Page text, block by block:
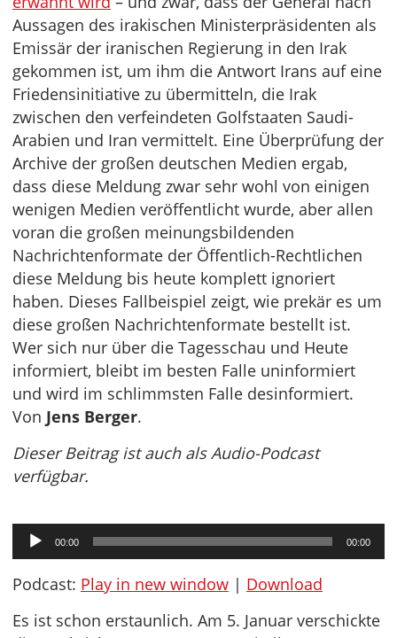
Aussagen des irakischen Ministerpräsidenten als
Emissär der iranischen Regierung in den Irak
gekommen ist, um ihm die Antwort Irans auf eine
Friedensinitiative zu übermitteln, die Irak
zwischen den verfeindeten Golfstaaten Saudi-
Arabien und Iran vermittelt. Eine Überprüfung der
Archive der großen deutschen Medien ergab,
dass diese Meldung zwar sehr wohl von einigen
wenigen Medien veröffentlicht wurde, aber allen
voran die großen meinungsbildenden
Nachrichtenformate der Öffentlich-Rechtlichen
diese Meldung bis heute komplett ignoriert
haben. Dieses Fallbeispiel zeigt, wie prekär es um
diese großen Nachrichtenformate bestellt ist.
Wer sich nur über die Tagesschau und Heute
informiert, bleibt im besten Falle uninformiert
und wird im schlimmsten Falle desinformiert.
Von Jens Berger.
Dieser Beitrag ist auch als Audio-Podcast
verfügbar.
Audio-
Player
00:00 00:00
Podcast: Play in new window | Download
Es ist schon erstaunlich. Am 5. Januar verschickte